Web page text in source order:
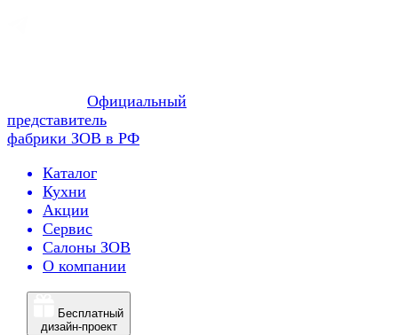
Официальный
представитель
фабрики ЗОВ в РФ
Каталог
Кухни
Акции
Сервис
Салоны ЗОВ
О компании
Бесплатный
дизайн-проект